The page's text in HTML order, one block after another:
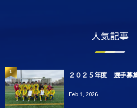
人気記事
２０２５年度 選手募
Feb 1, 2026
1